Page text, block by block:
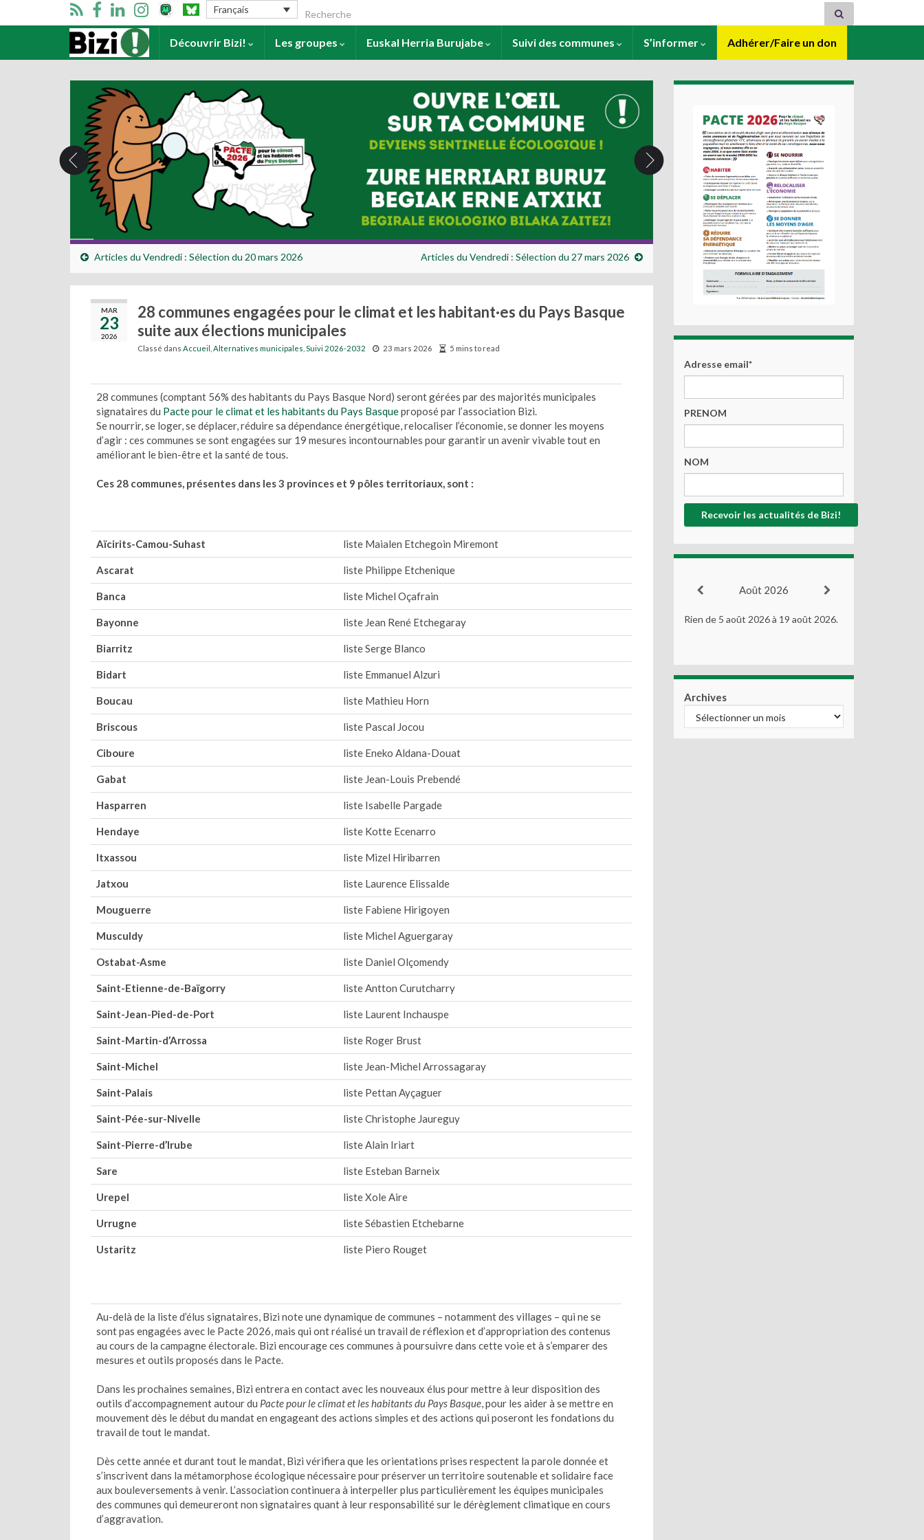
Français Search for:
Accueil Découvrir Bizi! Les groupes Euskal Herria Burujabe Suivi des communes S’informer Adhérer/Faire un don
Articles du Vendredi : Sélection du 20 mars 2026 Articles du Vendredi : Sélection du 27 mars 2026
MAR
23
2026
28 communes engagées pour le climat et les habitant·es du Pays Basque
suite aux élections municipales
Classé dans Accueil Alternatives municipales Suivi 2026-2032 23 mars 2026 5 mins to read
28 communes (comptant 56% des habitants du Pays Basque Nord) seront gérées par des majorités municipales
signataires du Pacte pour le climat et les habitants du Pays Basqueproposé par l’association Bizi.
Se nourrir, se loger, se déplacer, réduire sa dépendance énergétique, relocaliser l’économie, se donner les moyens
d’agir : ces communes se sont engagées sur 19 mesures incontournables pour garantir un avenir vivable tout en
améliorant le bien-être et la santé de tous.
Ces 28 communes, présentes dans les 3 provinces et 9 pôles territoriaux, sont :
Aïcirits-Camou-Suhast liste Maialen Etchegoin Miremont
Ascarat liste Philippe Etchenique
Banca liste Michel Oçafrain
Bayonne liste Jean René Etchegaray
Biarritz liste Serge Blanco
Bidart liste Emmanuel Alzuri
Boucau liste Mathieu Horn
Briscous liste Pascal Jocou
Ciboure liste Eneko Aldana-Douat
Gabat liste Jean-Louis Prebendé
Hasparren liste Isabelle Pargade
Hendaye liste Kotte Ecenarro
Itxassou liste Mizel Hiribarren
Jatxou liste Laurence Elissalde
Mouguerre liste Fabiene Hirigoyen
Musculdy liste Michel Aguergaray
Ostabat-Asme liste Daniel Olçomendy
Saint-Etienne-de-Baïgorry liste Antton Curutcharry
Saint-Jean-Pied-de-Port liste Laurent Inchauspe
Saint-Martin-d’Arrossa liste Roger Brust
Saint-Michel liste Jean-Michel Arrossagaray
Saint-Palais liste Pettan Ayçaguer
Saint-Pée-sur-Nivelle liste Christophe Jaureguy
Saint-Pierre-d’Irube liste Alain Iriart
Sare liste Esteban Barneix
Urepel liste Xole Aire
Urrugne liste Sébastien Etchebarne
Ustaritz liste Piero Rouget
Au-delà de la liste d’élus signataires, Bizi note une dynamique de communes – notamment des villages – qui ne se
sont pas engagées avec le Pacte 2026, mais qui ont réalisé un travail de réflexion et d’appropriation des contenus
au cours de la campagne électorale. Bizi encourage ces communes à poursuivre dans cette voie et à s’emparer des
mesures et outils proposés dans le Pacte.
Dans les prochaines semaines, Bizi entrera en contact avec les nouveaux élus pour mettre à leur disposition des
outils d’accompagnement autour du Pacte pour le climat et les habitants du Pays Basque , pour les aider à se mettre en
mouvement dès le début du mandat en engageant des actions simples et des actions qui poseront les fondations du
travail de tout le mandat.
Dès cette année et durant tout le mandat, Bizi vérifiera que les orientations prises respectent la parole donnée et
s’inscrivent dans la métamorphose écologique nécessaire pour préserver un territoire soutenable et solidaire face
aux bouleversements à venir. L’association continuera à interpeller plus particulièrement les équipes municipales
des communes qui demeureront non signataires quant à leur responsabilité sur le dérèglement climatique en cours
d’aggravation.
Adresse email*
PRENOM
NOM
Août 2026
Rien de 5 août 2026 à 19 août 2026.
Archives